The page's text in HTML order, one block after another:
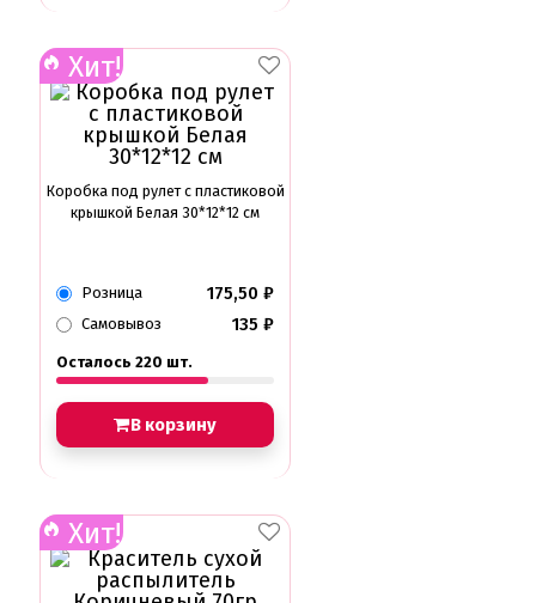
Хит!
Коробка под рулет с пластиковой
крышкой Белая 30*12*12 см
Розница 175,50 ₽
Самовывоз 135 ₽
Осталось 220 шт.
В корзину
Хит!